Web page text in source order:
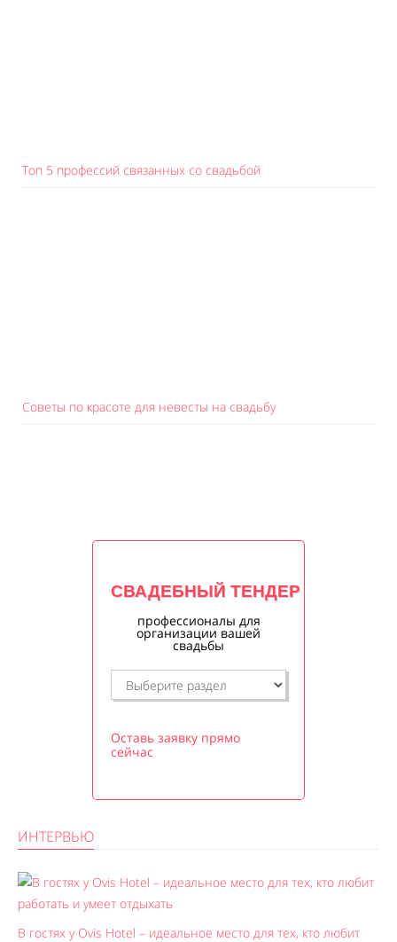
Топ 5 профессий связанных со свадьбой
Советы по красоте для невесты на свадьбу
СВАДЕБНЫЙ ТЕНДЕР
профессионалы для
организации вашей
свадьбы
Оставь заявку прямо
сейчас
ИНТЕРВЬЮ
В гостях у Ovis Hotel – идеальное место для тех, кто любит